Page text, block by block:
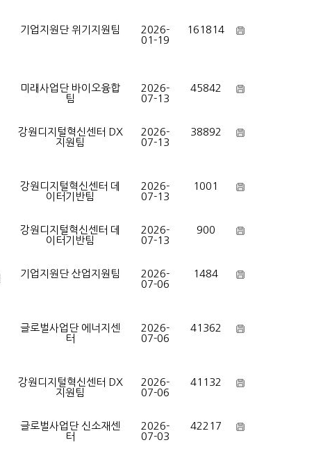
기업지원단 위기지원팀
2026-
01-19
161814
미래사업단 바이오융합
팀
2026-
07-13
45842
강원디지털혁신센터 DX
지원팀
2026-
07-13
38892
강원디지털혁신센터 데
이터기반팀
2026-
07-13
1001
강원디지털혁신센터 데
이터기반팀
2026-
07-13
900
기업지원단 산업지원팀
2026-
07-06
1484
글로벌사업단 에너지센
터
2026-
07-06
41362
강원디지털혁신센터 DX
지원팀
2026-
07-06
41132
글로벌사업단 신소재센
터
2026-
07-03
42217